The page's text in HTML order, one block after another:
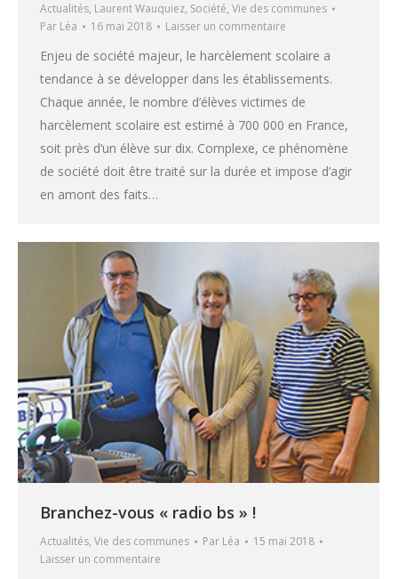
Actualités, Laurent Wauquiez, Société, Vie des communes
Par Léa 16 mai 2018 Laisser un commentaire
Enjeu de société majeur, le harcèlement scolaire a
tendance à se développer dans les établissements.
Chaque année, le nombre d’élèves victimes de
harcèlement scolaire est estimé à 700 000 en France,
soit près d’un élève sur dix. Complexe, ce phénomène
de société doit être traité sur la durée et impose d’agir
en amont des faits…
Branchez-vous « radio bs » !
Actualités, Vie des communes Par Léa
15 mai 2018
Laisser un commentaire